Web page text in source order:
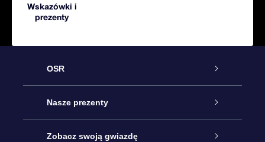
Wskazówki i
prezenty
OSR
Obsługa
Kontakt
Nasze prezenty
Podarunek Gwiazda Online
Zobacz swoją gwiazdę